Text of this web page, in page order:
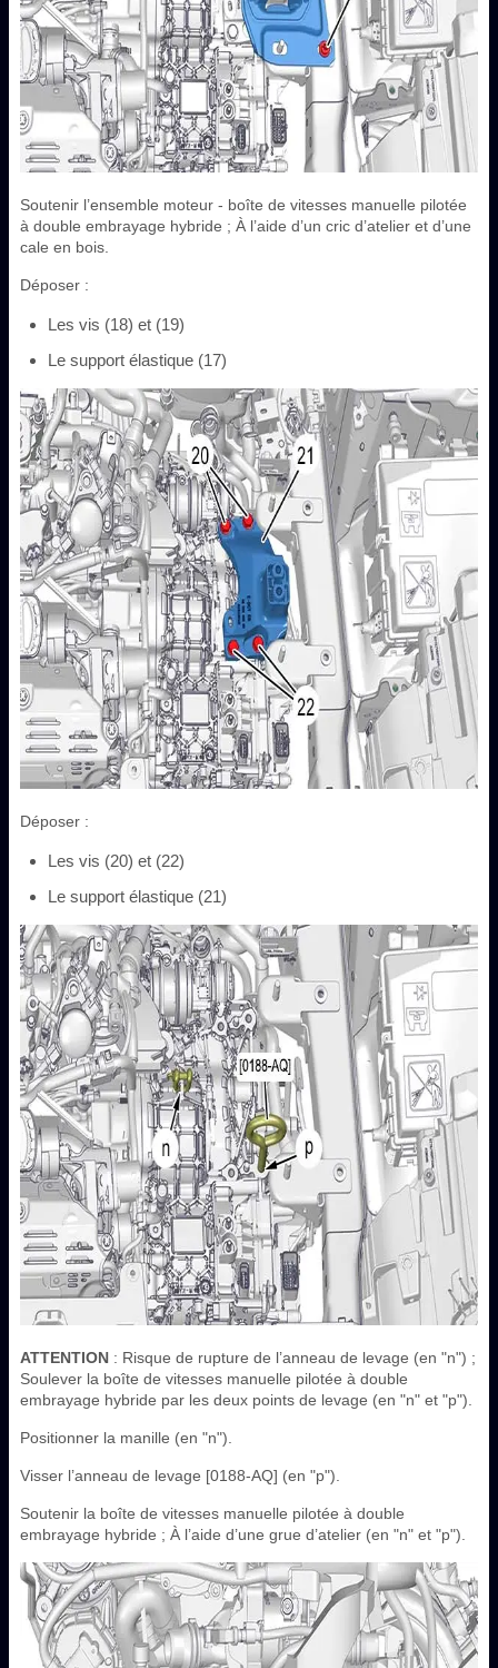
Soutenir l’ensemble moteur - boîte de vitesses manuelle pilotée
à double embrayage hybride ; À l’aide d’un cric d’atelier et d’une
cale en bois.
Déposer :
Les vis (18) et (19)
Le support élastique (17)
Déposer :
Les vis (20) et (22)
Le support élastique (21)
ATTENTION : Risque de rupture de l’anneau de levage (en "n") ;
Soulever la boîte de vitesses manuelle pilotée à double
embrayage hybride par les deux points de levage (en "n" et "p").
Positionner la manille (en "n").
Visser l’anneau de levage [0188-AQ] (en "p").
Soutenir la boîte de vitesses manuelle pilotée à double
embrayage hybride ; À l’aide d’une grue d’atelier (en "n" et "p").